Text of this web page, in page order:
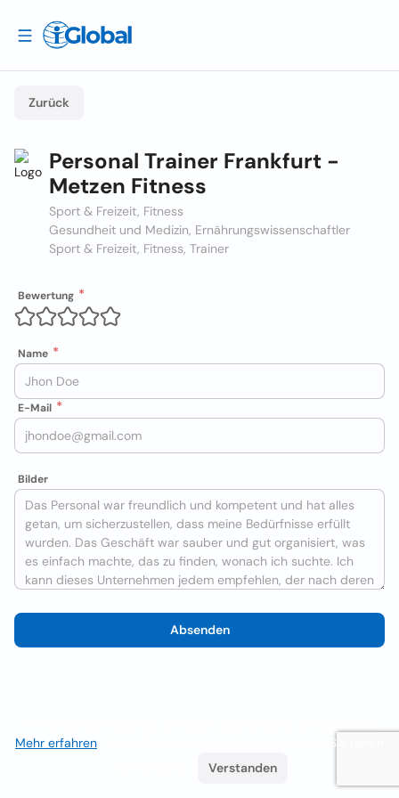
Zurück
Personal Trainer Frankfurt -
Metzen Fitness
Sport & Freizeit, Fitness
Gesundheit und Medizin, Ernährungswissenschaftler
Sport & Freizeit, Fitness, Trainer
Bewertung
Name
E-Mail
Bilder
Absenden
Mehr erfahren . Wenn Sie weiterhin surfen, akzeptieren Sie deren
Verstanden